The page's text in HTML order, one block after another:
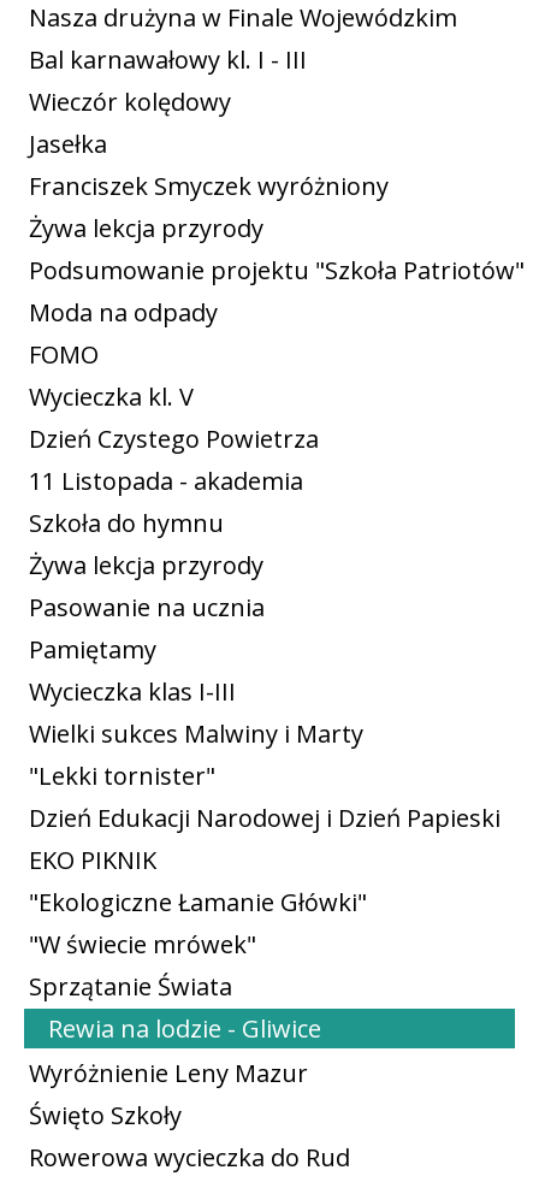
Nasza drużyna w Finale Wojewódzkim
Bal karnawałowy kl. I - III
Wieczór kolędowy
Jasełka
Franciszek Smyczek wyróżniony
Żywa lekcja przyrody
Podsumowanie projektu "Szkoła Patriotów"
Moda na odpady
FOMO
Wycieczka kl. V
Dzień Czystego Powietrza
11 Listopada - akademia
Szkoła do hymnu
Żywa lekcja przyrody
Pasowanie na ucznia
Pamiętamy
Wycieczka klas I-III
Wielki sukces Malwiny i Marty
"Lekki tornister"
Dzień Edukacji Narodowej i Dzień Papieski
EKO PIKNIK
"Ekologiczne Łamanie Główki"
"W świecie mrówek"
Sprzątanie Świata
Rewia na lodzie - Gliwice
Wyróżnienie Leny Mazur
Święto Szkoły
Rowerowa wycieczka do Rud